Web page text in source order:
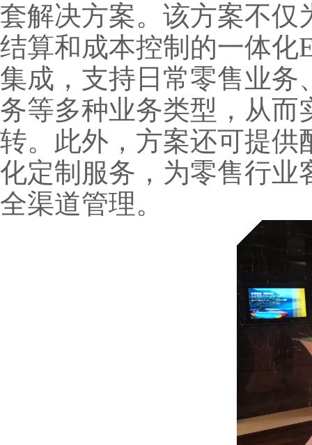
套解决方案。该方案不仅
结算和成本控制的一体化
集成，支持日常零售业务
务等多种业务类型，从而
转。此外，方案还可提供
化定制服务，为零售行业
全渠道管理。